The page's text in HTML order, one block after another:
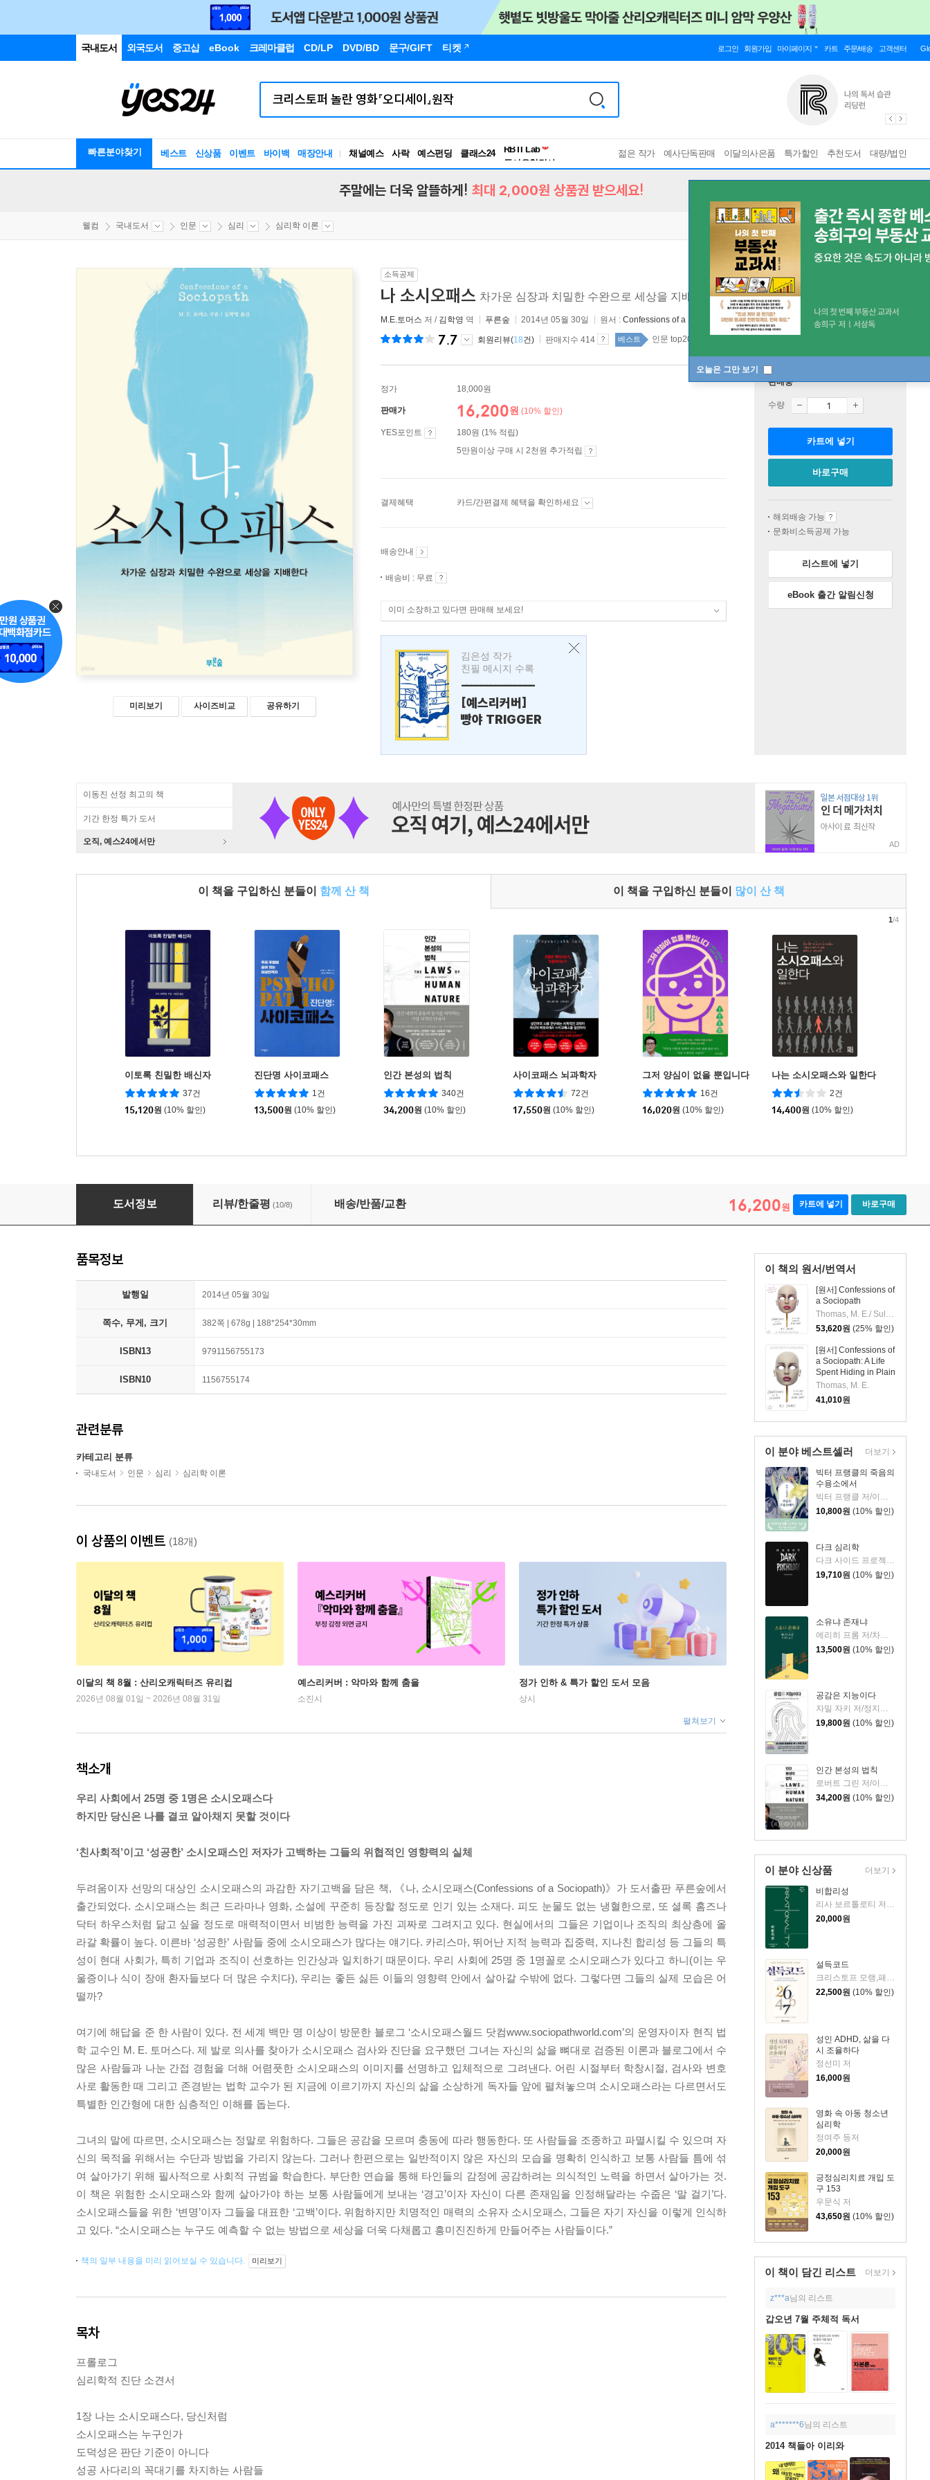
국내도서 외국도서 중고샵 eBook 크레마클럽 CD/LP DVD/BD 문구/GIFT 티켓 로그인 회원가입 마이페이지 카트 주문/배송 고객센터
빠른분야찾기 베스트 신상품 이벤트 바이백 매장안내 채널예스 사락 예스펀딩 클래스24
독서유형검사
RBTI Lab
젊은 작가 예사단독판매 이달의사은품 특가할인 추천도서 대량/법인
오늘은 그만 보기
주말에는 더욱 알뜰하게! 최대 2,000원 상품권 받으세요!
웰컴 국내도서 인문 심리 심리학 이론
미리보기 사이즈비교 공유하기
소득공제
나 소시오패스 차가운 심장과 치밀한 수완으로 세상을 지배한다
M.E.토머스 저 / 김학영 역 푸른숲 2014년 05월 30일 원서 : Confessions of a Sociopath
7.7 회원리뷰(18건) 판매지수 414 베스트 인문 top20 2주
정가 18,000원
판매가 16,200원 (10% 할인)
YES포인트
180원 (1% 적립)
5만원이상 구매 시 2천원 추가적립
결제혜택 카드/간편결제 혜택을 확인하세요
배송안내
배송비 : 무료
이미 소장하고 있다면 판매해 보세요!
김은성 작가
친필 메시지 수록
---------------
[예스리커버]
빵야 TRIGGER
판매중
수량
카트에 넣기
바로구매
해외배송 가능
문화비소득공제 가능
리스트에 넣기
eBook 출간 알림신청
이동진 선정 최고의 책
기간 한정 특가 도서
오직, 예스24에서만 AD
이 책을 구입하신 분들이 함께 산 책 이 책을 구입하신 분들이 많이 산 책
이토록 친밀한 배신자
37건
15,120원 (10% 할인)
진단명 사이코패스
1건
13,500원 (10% 할인)
인간 본성의 법칙
340건
34,200원 (10% 할인)
사이코패스 뇌과학자
72건
17,550원 (10% 할인)
그저 양심이 없을 뿐입니다
16건
16,020원 (10% 할인)
나는 소시오패스와 일한다
2건
14,400원 (10% 할인)
1/4
나 소시오패스
도서정보 리뷰/한줄평 (10/8) 배송/반품/교환 16,200원 카트에 넣기 바로구매
이 책의 원서/번역서
[원서] Confessions of
a Sociopath
Thomas, M. E./ Sullivan, Bernadette (NRT)
53,620원 (25% 할인)
[원서] Confessions of
a Sociopath: A Life
Spent Hiding in Plain
Sight
Thomas, M. E.
41,010원
이 분야 베스트셀러
빅터 프랭클의 죽음의
수용소에서
빅터 프랭클 저/이시형 역
10,800원 (10% 할인)
다크 심리학
다크 사이드 프로젝트 저
19,710원 (10% 할인)
소유냐 존재냐
에리히 프롬 저/차경아 역
13,500원 (10% 할인)
공감은 지능이다
자밀 자키 저/정지인 역
19,800원 (10% 할인)
인간 본성의 법칙
로버트 그린 저/이지연 역
34,200원 (10% 할인)
더보기
이 분야 신상품
비합리성
20,000원
설득코드
크리스토프 모랭,패트릭 렌부아제 저/최인태 역
22,500원 (10% 할인)
성인 ADHD, 삶을 다
시 조율하다
정선미 저
16,000원
영화 속 아동 청소년
심리학
정여주 등저
20,000원
긍정심리치료 개입 도
구 153
우문식 저
43,650원 (10% 할인)
더보기
이 책이 담긴 리스트 더보기
z***a님의 리스트
갑오년 7월 주체적 독서
a*******6님의 리스트
2014 책들아 이리와
품목정보
발행일 2014년 05월 30일
쪽수, 무게, 크기 382쪽 | 678g | 188*254*30mm
ISBN13 9791156755173
ISBN10 1156755174
관련분류
카테고리 분류
국내도서 인문 심리 심리학 이론
이 상품의 이벤트 (18개)
이달의 책 8월 : 산리오캐릭터즈 유리컵
2026년 08월 01일 ~ 2026년 08월 31일
예스리커버 : 악마와 함께 춤을
소진시
정가 인하 & 특가 할인 도서 모음
상시
펼쳐보기
책소개
우리 사회에서 25명 중 1명은 소시오패스다
하지만 당신은 나를 결코 알아채지 못할 것이다
‘친사회적’이고 ‘성공한’ 소시오패스인 저자가 고백하는 그들의 위협적인 영향력의 실체
두려움이자 선망의 대상인 소시오패스의 과감한 자기고백을 담은 책, 《나, 소시오패스(Confessions of a Sociopath)》가 도서출판 푸른숲에서
출간되었다. 소시오패스는 최근 드라마나 영화, 소설에 꾸준히 등장할 정도로 인기 있는 소재다. 피도 눈물도 없는 냉혈한으로, 또 셜록 홈즈나
닥터 하우스처럼 닮고 싶을 정도로 매력적이면서 비범한 능력을 가진 괴짜로 그려지고 있다. 현실에서의 그들은 기업이나 조직의 최상층에 올
라갈 확률이 높다. 이른바 ‘성공한’ 사람들 중에 소시오패스가 많다는 얘기다. 카리스마, 뛰어난 지적 능력과 집중력, 지나친 합리성 등 그들의 특
성이 현대 사회가, 특히 기업과 조직이 선호하는 인간상과 일치하기 때문이다. 우리 사회에 25명 중 1명꼴로 소시오패스가 있다고 하니(이는 우
울증이나 식이 장애 환자들보다 더 많은 수치다), 우리는 좋든 싫든 이들의 영향력 안에서 살아갈 수밖에 없다. 그렇다면 그들의 실제 모습은 어
떨까?
여기에 해답을 준 한 사람이 있다. 전 세계 백만 명 이상이 방문한 블로그 ‘소시오패스월드 닷컴www.sociopathworld.com’의 운영자이자 현직 법
학 교수인 M. E. 토머스다. 제 발로 의사를 찾아가 소시오패스 검사와 진단을 요구했던 그녀는 자신의 삶을 뼈대로 검증된 이론과 블로그에서 수
많은 사람들과 나눈 간접 경험을 더해 어렴풋한 소시오패스의 이미지를 선명하고 입체적으로 그려낸다. 어린 시절부터 학창시절, 검사와 변호
사로 활동한 때 그리고 존경받는 법학 교수가 된 지금에 이르기까지 자신의 삶을 소상하게 독자들 앞에 펼쳐놓으며 소시오패스라는 다르면서도
특별한 인간형에 대한 심층적인 이해를 돕는다.
그녀의 말에 따르면, 소시오패스는 정말로 위험하다. 그들은 공감을 모르며 충동에 따라 행동한다. 또 사람들을 조종하고 파멸시킬 수 있으며 자
신의 목적을 위해서는 수단과 방법을 가리지 않는다. 그러나 한편으로는 일반적이지 않은 자신의 모습을 명확히 인식하고 보통 사람들 틈에 섞
여 살아가기 위해 필사적으로 사회적 규범을 학습한다. 부단한 연습을 통해 타인들의 감정에 공감하려는 의식적인 노력을 하면서 살아가는 것.
이 책은 위험한 소시오패스와 함께 살아가야 하는 보통 사람들에게 보내는 ‘경고’이자 자신이 다른 존재임을 인정해달라는 수줍은 ‘말 걸기’다.
소시오패스들을 위한 ‘변명’이자 그들을 대표한 ‘고백’이다. 위험하지만 치명적인 매력의 소유자 소시오패스, 그들은 자기 자신을 이렇게 인식하
고 있다. “소시오패스는 누구도 예측할 수 없는 방법으로 세상을 더욱 다채롭고 흥미진진하게 만들어주는 사람들이다.”
책의 일부 내용을 미리 읽어보실 수 있습니다. 미리보기
목차
프롤로그
심리학적 진단 소견서
1장 나는 소시오패스다, 당신처럼
소시오패스는 누구인가
도덕성은 판단 기준이 아니다
성공 사다리의 꼭대기를 차지하는 사람들